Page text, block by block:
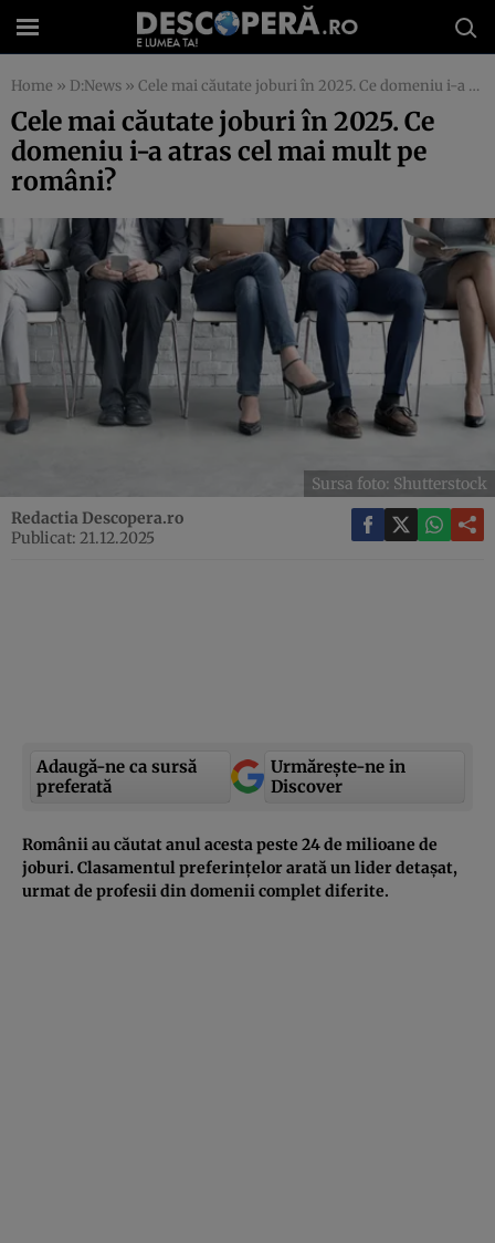
Home » D:News » Cele mai căutate joburi în 2025. Ce domeniu i-a atras cel mai mult pe români?
Cele mai căutate joburi în 2025. Ce
domeniu i-a atras cel mai mult pe
români?
Sursa foto: Shutterstock
Redactia Descopera.ro
Publicat: 21.12.2025
Adaugă-ne ca sursă
preferată
Urmărește-ne in
Discover
Românii au căutat anul acesta peste 24 de milioane de
joburi. Clasamentul preferințelor arată un lider detașat,
urmat de profesii din domenii complet diferite.